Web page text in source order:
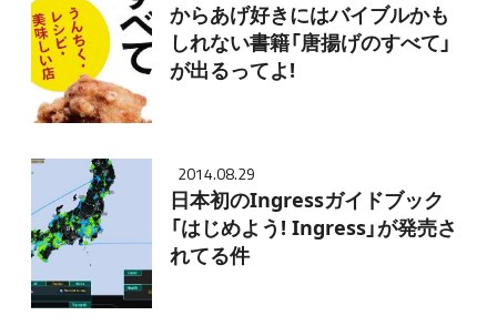
からあげ好きにはバイブルかも
しれない書籍「唐揚げのすべて」
が出るってよ!
2014.08.29
日本初のIngressガイドブック
「はじめよう! Ingress」が発売さ
れてる件